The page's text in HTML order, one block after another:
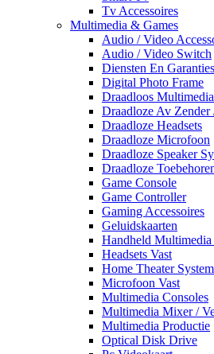
Tv Accessoires
Multimedia & Games
Audio / Video
Audio / Video Switch
Diensten En Garanties
Digital Photo Frame
Draadloos
Draadloze Av Zender
Draadloze Headsets
Draadloze Microfoon
Draadloze Speaker
Draadloze
Game Console
Game Controller
Gaming Accessoires
Geluidskaarten
Handheld Multimedia
Headsets Vast
Home Theater
Microfoon Vast
Multimedia Consoles
Multimedia Mixer /
Multimedia Productie
Optical Disk Drive